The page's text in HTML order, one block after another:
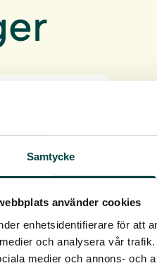
Samtycke
använder cookies
enhetsidentifierare för att
och analysera vår
medier och annons- och